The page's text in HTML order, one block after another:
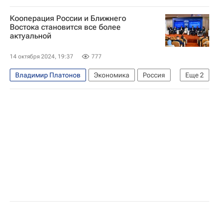
Владимир Ефимов (Правительство Москвы)
Новый Арбат
Градостроительный комплекс Москвы
Кооперация России и Ближнего
Востока становится все более
актуальной
14 октября 2024, 19:37 777
Еще2
Владимир Платонов Экономика
Россия
Ближний Восток
Форум "Сделано в России"